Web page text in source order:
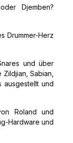
Djemben?
Drummer-Herz
und über
Sabian,
ausgestellt und
Roland und
Hardware und